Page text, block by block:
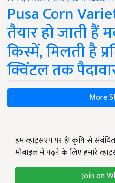
Pusa Corn
तैयार हो जाती हैं
किस्में, मिलती है
क्विंटल तक
More
हम व्हाट्सएप पर हैं! कृषि से
मोबाइल में पढ़ने के लिए हमारे
Join on